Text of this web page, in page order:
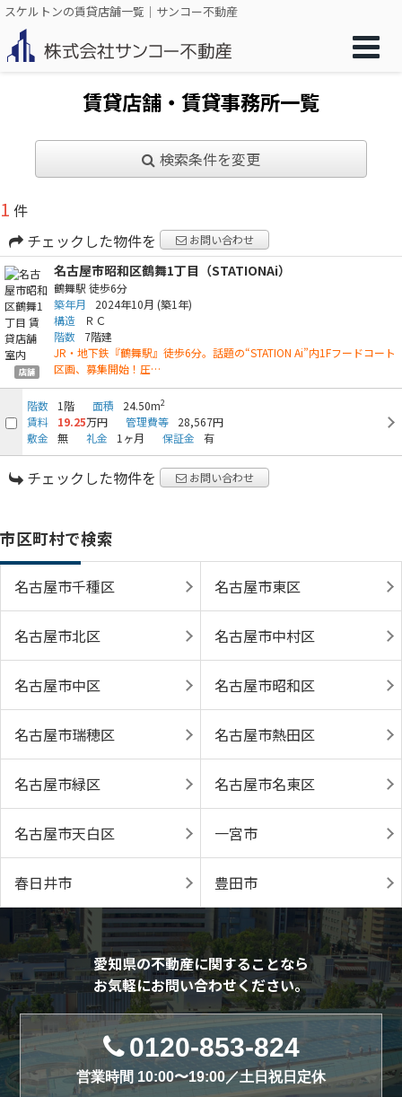
スケルトンの賃貸店舗一覧｜サンコー不動産
賃貸店舗・賃貸事務所一覧
検索条件を変更
1 件
チェックした物件を
お問い合わせ
店舗
名古屋市昭和区鶴舞1丁目（STATIONAi）
鶴舞駅 徒歩6分
築年月
2024年10月 (築1年)
構造
ＲＣ
階数
7階建
JR・地下鉄『鶴舞駅』徒歩6分。話題の“STATION Ai”内1Fフードコート
区画、募集開始！圧…
階数 1階 面積 24.50m2
賃料 19.25万円 管理費等
28,567円
敷金
無 礼金 1ヶ月 保証金 有
チェックした物件を お問い合わせ
市区町村で検索
名古屋市千種区 名古屋市東区
名古屋市北区 名古屋市中村区
名古屋市中区 名古屋市昭和区
名古屋市瑞穂区 名古屋市熱田区
名古屋市緑区 名古屋市名東区
名古屋市天白区 一宮市
春日井市 豊田市
愛知県の不動産に関することなら
お気軽にお問い合わせください。
0120-853-824
営業時間 10:00〜19:00／土日祝日定休